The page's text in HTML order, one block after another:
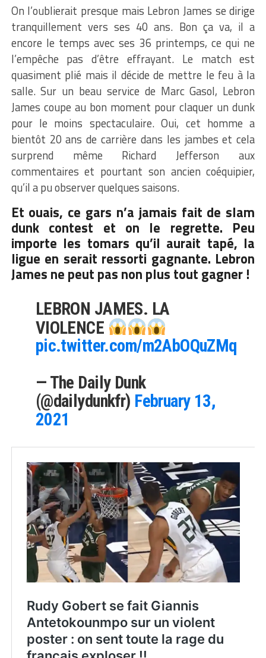
On l’oublierait presque mais Lebron James se dirige
tranquillement vers ses 40 ans. Bon ça va, il a
encore le temps avec ses 36 printemps, ce qui ne
l’empêche pas d’être effrayant. Le match est
quasiment plié mais il décide de mettre le feu à la
salle. Sur un beau service de Marc Gasol, Lebron
James coupe au bon moment pour claquer un dunk
pour le moins spectaculaire. Oui, cet homme a
bientôt 20 ans de carrière dans les jambes et cela
surprend même Richard Jefferson aux
commentaires et pourtant son ancien coéquipier,
qu’il a pu observer quelques saisons.
Et ouais, ce gars n’a jamais fait de slam
dunk contest et on le regrette. Peu
importe les tomars qu’il aurait tapé, la
ligue en serait ressorti gagnante. Lebron
James ne peut pas non plus tout gagner !
LEBRON JAMES. LA
VIOLENCE
pic.twitter.com/m2AbOQuZMq
— The Daily Dunk
(@dailydunkfr) February 13,
2021